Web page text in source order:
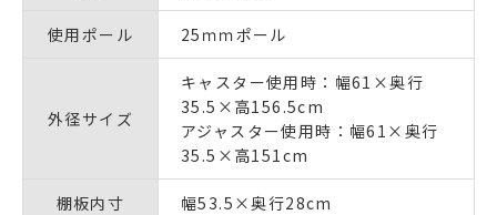
使用ポール 25ｍｍポール
外径サイズ
キャスター使用時：幅61×奥行
35.5×高156.5cm
アジャスター使用時：幅61×奥行
35.5×高151cm
棚板内寸 幅53.5×奥行28cm